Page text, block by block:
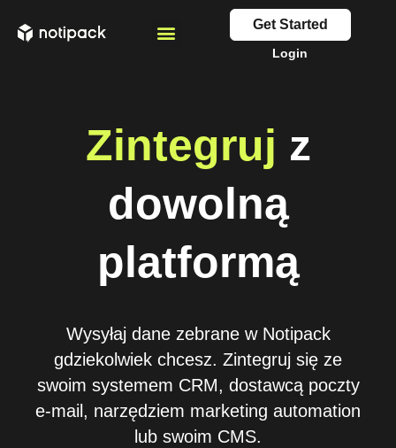
Get Started
Login
Zintegruj z
dowolną
platformą
Wysyłaj dane zebrane w Notipack
gdziekolwiek chcesz. Zintegruj się ze
swoim systemem CRM, dostawcą poczty
e-mail, narzędziem marketing automation
lub swoim CMS.